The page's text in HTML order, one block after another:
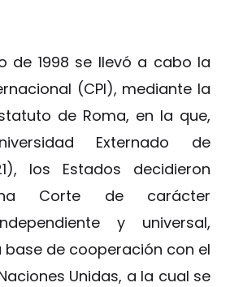
de 1998 se llevó a cabo la
(CPI), mediante la
de Roma, en la que,
Externado de
los Estados decidieron
Corte de carácter
y universal,
base de cooperación con el
Unidas, a la cual se